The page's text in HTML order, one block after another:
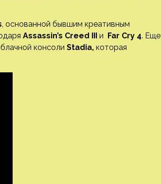
, основанной бывшим креативным
Assassin’s Creed III и Far Cry 4. Еще
консоли Stadia, которая